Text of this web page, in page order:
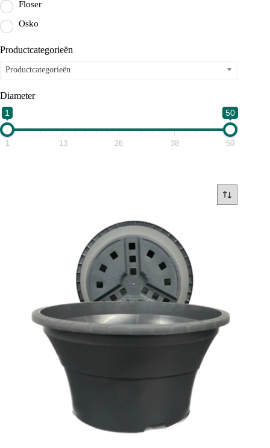
Floser
Osko
Productcategorieën
Productcategorieën
Diameter
1 50
1 13 26 38 50